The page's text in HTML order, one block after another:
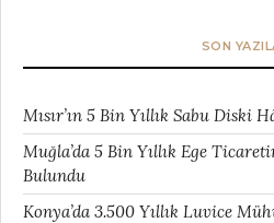
SON
Mısır’ın 5 Bin Yıllık Sabu Diski
Muğla’da 5 Bin Yıllık Ege
Bulundu
Konya’da 3.500 Yıllık Luvice